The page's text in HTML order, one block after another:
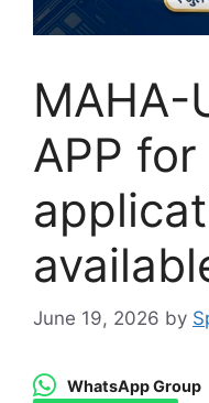
MAHA-
APP
June 19, 2026 by
WhatsApp Group